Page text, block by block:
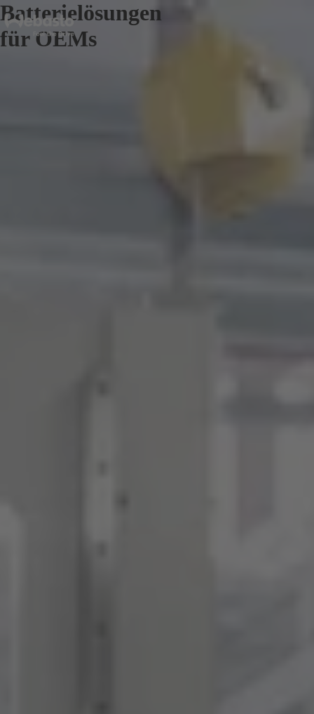
Batterielösungen
für OEMs